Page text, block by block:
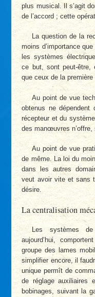
plus musical. Il s’agit
de l’accord ; cette
La question de la
moins d’importance
les systèmes
ce but, sont peut-être,
que ceux de la première
Au point de vue
obtenus ne dépendent
récepteur et du
des manœuvres
Au point de vue
de même. La loi du
dans les autres
veut avoir vite et sans
désire.
La centralisation
Les systèmes
aujourd’hui,
groupe des lames
simplifier encore, il
unique permît de
de réglage auxiliaires
bobinages, suivant la